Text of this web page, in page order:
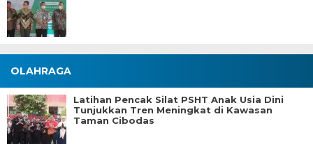
OLAHRAGA
Latihan Pencak Silat PSHT Anak Usia Dini
Tunjukkan Tren Meningkat di Kawasan
Taman Cibodas